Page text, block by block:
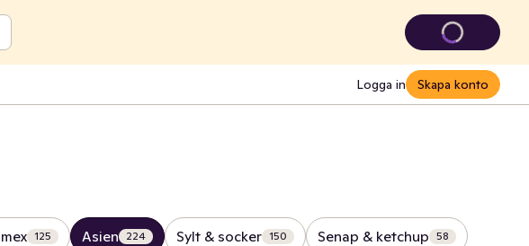
Logga in Skapa konto
125 Asien 224 Sylt & socker 150 Senap & ketchup 58